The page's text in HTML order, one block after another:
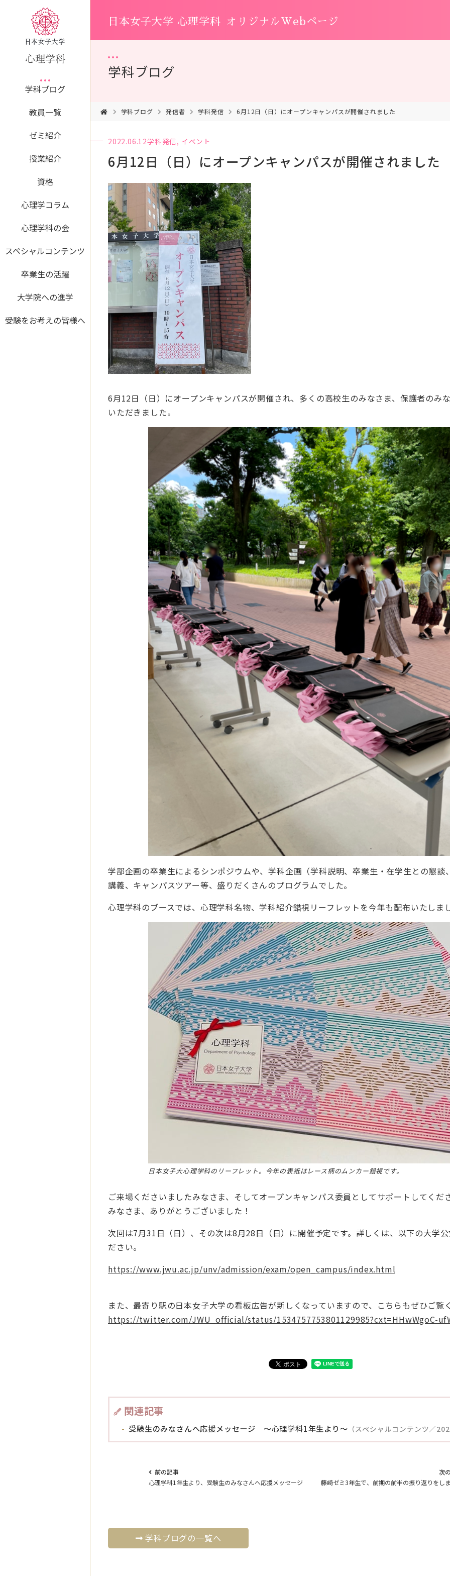
学科ブログ
教員一覧
ゼミ紹介
授業紹介
資格
心理学コラム
心理学科の会
スペシャルコンテンツ
卒業生の活躍
大学院への進学
受験をお考えの皆様へ
日本女子大学 心理学科 オリジナルWebページ
学科ブログ
学科ブログ 発信者 学科発信 6月12日（日）にオープンキャンパスが開催されました
2022.06.12学科発信, イベント
6月12日（日）にオープンキャンパスが開催されました
6月12日（日）にオープンキャンパスが開催され、多くの高校生のみなさま、保護者のみ
いただきました。
学部企画の卒業生によるシンポジウムや、学科企画（学科説明、卒業生・在学生との懇談
講義、キャンパスツアー等、盛りだくさんのプログラムでした。
心理学科のブースでは、心理学科名物、学科紹介錯視リーフレットを今年も配布いたしま
日本女子大心理学科のリーフレット。今年の表紙はレース柄のムンカー錯視です。
ご来場くださいましたみなさま、そしてオープンキャンパス委員としてサポートしてくだ
みなさま、ありがとうございました！
次回は7月31日（日）、その次は8月28日（日）に開催予定です。詳しくは、以下の大学
ださい。
https://www.jwu.ac.jp/unv/admission/exam/open_campus/index.html
また、最寄り駅の日本女子大学の看板広告が新しくなっていますので、こちらもぜひご覧
https://twitter.com/JWU_official/status/1534757753801129985?cxt=HHwWgoC-
関連記事
受験生のみなさんへ応援メッセージ ～心理学科1年生より～ （スペシャルコンテンツ／
前の記事
心理学科1年生より、受験生のみなさんへ応援メッセージ
次
藤崎ゼミ3年生で、前期の前半の振り返りをし
学科ブログの一覧へ